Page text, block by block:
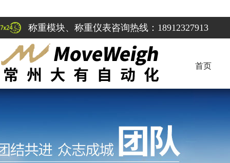
称重模块、称重仪表咨询热线：18912327913
首页